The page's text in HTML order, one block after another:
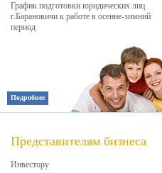
График подготовки юридических лиц
г.Барановичи к работе в осенне-зимний
период
Подробнее
Представителям бизнеса
Инвестору